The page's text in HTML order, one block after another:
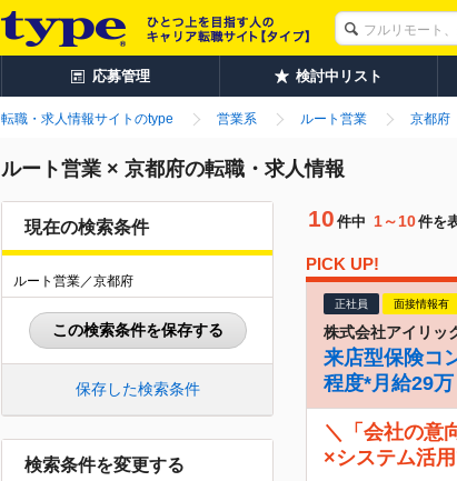
応募管理 検討中リスト
転職・求人情報サイトのtype 営業系 ルート営業 京都府
ルート営業 × 京都府の転職・求人情報
現在の検索条件
ルート営業／京都府
この検索条件を保存する
保存した検索条件
検索条件を変更する
10 件中 1～10件を
PICK UP!
正社員 面接情報有
株式会社アイリッ
来店型保険コ
程度*月給29万
＼「会社の意
×システム活